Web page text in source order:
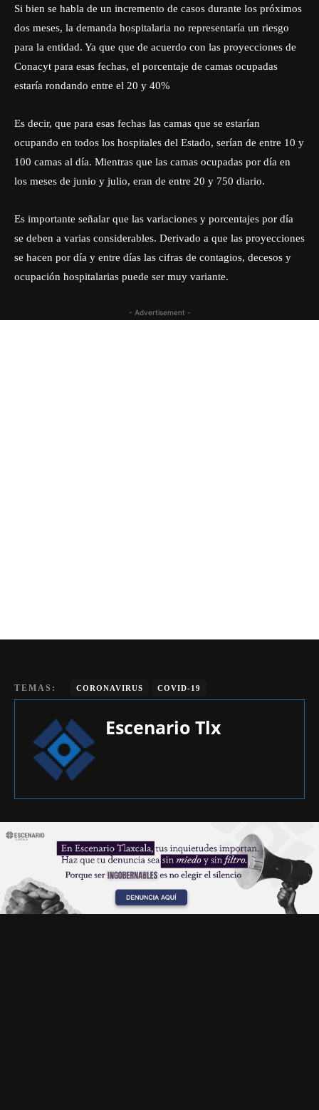
Si bien se habla de un incremento de casos durante los próximos
dos meses, la demanda hospitalaria no representaría un riesgo
para la entidad. Ya que que de acuerdo con las proyecciones de
Conacyt para esas fechas, el porcentaje de camas ocupadas
estaría rondando entre el 20 y 40%
Es decir, que para esas fechas las camas que se estarían
ocupando en todos los hospitales del Estado, serían de entre 10 y
100 camas al día. Mientras que las camas ocupadas por día en
los meses de junio y julio, eran de entre 20 y 750 diario.
Es importante señalar que las variaciones y porcentajes por día
se deben a varias considerables. Derivado a que las proyecciones
se hacen por día y entre días las cifras de contagios, decesos y
ocupación hospitalarias puede ser muy variante.
- Advertisement -
TEMAS: CORONAVIRUS COVID-19
Escenario Tlx